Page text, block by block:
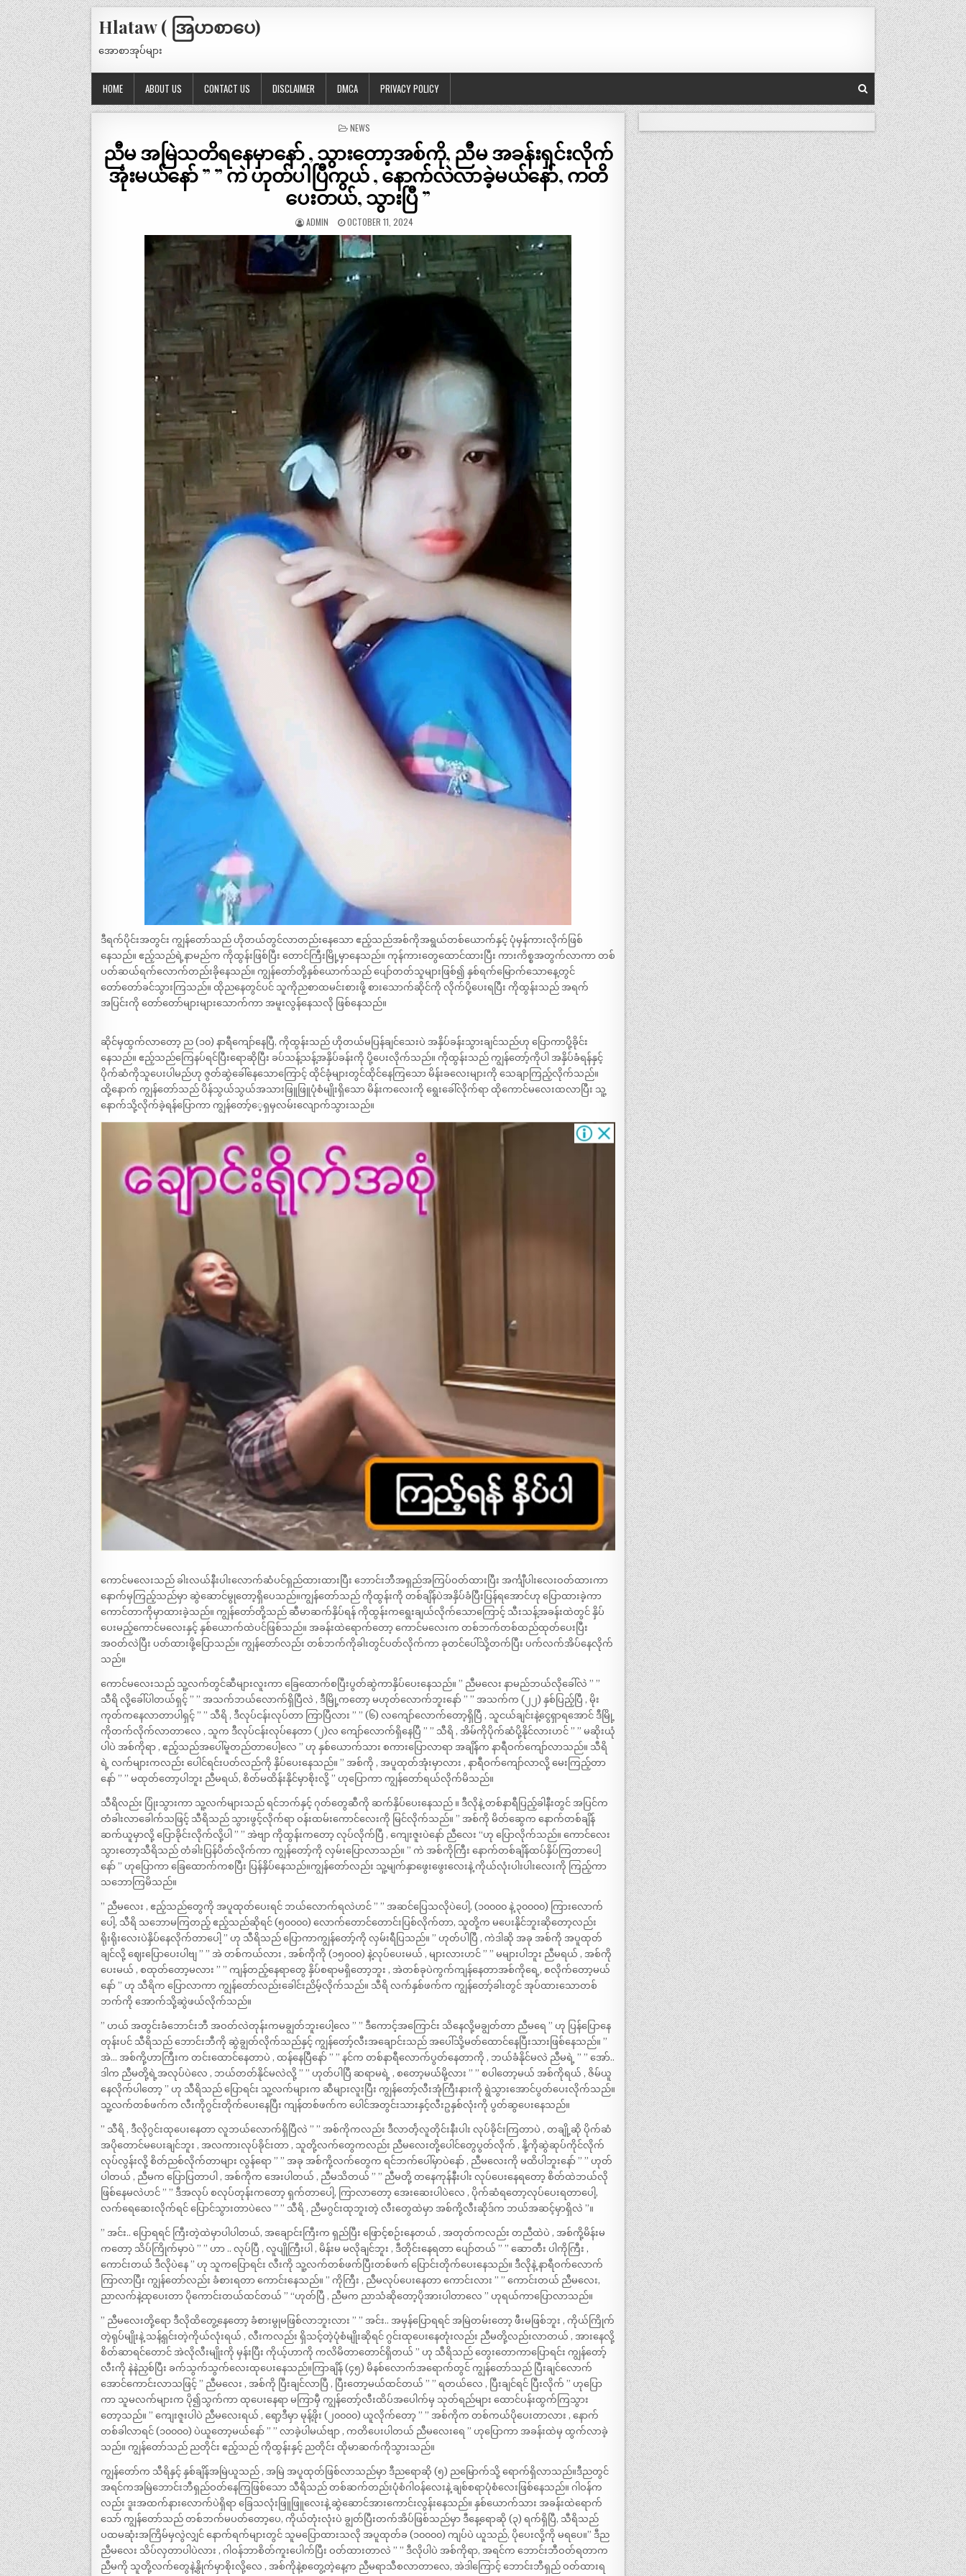
Hlataw ( အြပာစာပေ)
အောစာအုပ်များ
HOME ABOUT US CONTACT US DISCLAIMER DMCA PRIVACY POLICY
POSTED
NEWS
ညီမ အမြဲသတိရနေမှာနော် , သွားတော့အစ်ကို, ညီမ အခန်းရှင်းလိုက်
အုံးမယ်နော် ” ” ကဲ ဟုတ်ပါပြီကွယ် , နောက်လဲလာခဲ့မယ်နော်, ကတိ
ပေးတယ်, သွားပြီ ”
ADMIN OCTOBER 11, 2024
ဒီရက်ပိုင်းအတွင်း ကျွန်တော်သည် ဟိုတယ်တွင်လာတည်းနေသော ဧည့်သည်အစ်ကိုအရွယ်တစ်ယောက်နှင့် ပုံမှန်ကားလိုက်ဖြစ်
နေသည်။ ဧည့်သည်ရဲ့နာမည်က ကိုထွန်းဖြစ်ပြီး တောင်ကြီးမြို့မှာနေသည်။ ကုန်ကားတွေထောင်ထားပြီး ကားကိစ္စအတွက်လာကာ တစ်
ပတ်ဆယ်ရက်လောက်တည်းခိုနေသည်။ ကျွန်တော်တို့နှစ်ယောက်သည် ပျော်တတ်သူများဖြစ်၍ နှစ်ရက်မြောက်သောနေ့တွင်
တော်တော်ခင်သွားကြသည်။ ထိုညနေတွင်ပင် သူကိုညစာထမင်းစားဖို့ စားသောက်ဆိုင်ကို လိုက်ပို့ပေးရပြီး ကိုထွန်းသည် အရက်
အပြင်းကို တော်တော်များများသောက်ကာ အမူးလွန်နေသလို ဖြစ်နေသည်။
ဆိုင်မှထွက်လာတော့ ည (၁၀) နာရီကျော်နေပြီ, ကိုထွန်းသည် ဟိုတယ်မပြန်ချင်သေးပဲ အနှိပ်ခန်းသွားချင်သည်ဟု ပြောကာပို့ခိုင်း
နေသည်။ ဧည့်သည်ကြေနပ်ရင်ပြီးရောဆိုပြီး ခပ်သန့်သန့်အနှိပ်ခန်းကို ပို့ပေးလိုက်သည်။ ကိုထွန်းသည် ကျွန်တော့်ကိုပါ အနှိပ်ခံရန်နှင့်
ပိုက်ဆံကိုသူပေးပါမည်ဟု ဇွတ်ဆွဲခေါ်နေသောကြောင့် ထိုင်ခုံများတွင်ထိုင်နေကြသော မိန်းခလေးများကို သေချာကြည့်လိုက်သည်။
ထို့နောက် ကျွန်တော်သည် ပိန်သွယ်သွယ်အသားဖြူဖြူပုံစံမျိုးရှိသော မိန်းကလေးကို ရွေးခေါ်လိုက်ရာ ထိုကောင်မလေးထလာပြီး သူ့
နောက်သို့လိုက်ခဲ့ရန်ပြောကာ ကျွန်တော့်ေ့ရှမှလမ်းလျောက်သွားသည်။
ကောင်မလေးသည် ခါးလယ်နီးပါးလောက်ဆံပင်ရှည်ထားထားပြီး ဘောင်းဘီအရှည်အကြပ်ဝတ်ထားပြီး အင်္ကျီပါးလေးဝတ်ထားကာ
နောက်မှကြည့်သည်မှာ ဆွဲဆောင်မွုတော့ရှိပေသည်။ကျွန်တော်သည် ကိုထွန်းကို တစ်ချိန်ပဲအနှိပ်ခံပြီးပြန်ရအောင်ဟု ပြောထားခဲ့ကာ
ကောင်တာကိုမှာထားခဲ့သည်။ ကျွန်တော်တို့သည် ဆီမာဆက်နှိပ်ရန် ကိုထွန်းကရွေးချယ်လိုက်သောကြောင့် သီးသန့်အခန်းထဲတွင် နှိပ်
ပေးမည့်ကောင်မလေးနှင့် နှစ်ယောက်ထဲပင်ဖြစ်သည်။ အခန်းထဲရောက်တော့ ကောင်မလေးက တစ်ဘက်တစ်ထည်ထုတ်ပေးပြီး
အဝတ်လဲပြီး ပတ်ထားဖို့ပြောသည်။ ကျွန်တော်လည်း တစ်ဘက်ကိုခါးတွင်ပတ်လိုက်ကာ ခုတင်ပေါ်သို့တက်ပြီး ပက်လက်အိပ်နေလိုက်
သည်။
ကောင်မလေးသည် သူ့လက်တွင်ဆီများလူးကာ ခြေထောက်စပြီးပွတ်ဆွဲကာနှိပ်ပေးနေသည်။ ” ညီမလေး နာမည်ဘယ်လိုခေါ်လဲ ” ”
သီရိ လို့ခေါ်ပါတယ်ရှင့် ” ” အသက်ဘယ်လောက်ရှိပြီလဲ , ဒီမြို့ကတော့ မဟုတ်လောက်ဘူးနော် ” ” အသက်က (၂၂) နှစ်ပြည့်ပြီ , မိုး
ကုတ်ကနေလာတာပါရှင့် ” ” သီရိ , ဒီလုပ်ငန်းလုပ်တာ ကြာပြီလား ” ” (၆) လကျော်လောက်တော့ရှိပြီ , သူငယ်ချင်းနဲ့ငွေရှာရအောင် ဒီမြို့
ကိုတက်လိုက်လာတာလေ , သူက ဒီလုပ်ငန်းလုပ်နေတာ (၂)လ ကျော်လောက်ရှိနေပြီ ” ” သီရိ , အိမ်ကိုပိုက်ဆံပို့နိုင်လားဟင် ” ” မဆိုးယုံ
ပါပဲ အစ်ကိုရာ , ဧည့်သည်အပေါ်မူတည်တာပေါ့လေ ” ဟု နှစ်ယောက်သား စကားပြောလာရာ အချိန်က နာရီဝက်ကျော်လာသည်။ သီရိ
ရဲ့ လက်များကလည်း ပေါင်ရင်းပတ်လည်ကို နှိပ်ပေးနေသည်။ ” အစ်ကို , အပူထုတ်အုံးမှာလား , နာရီဝက်ကျော်လာလို့ မေးကြည့်တာ
နော် ” ” မထုတ်တော့ပါဘူး ညီမရယ်, စိတ်မထိန်းနိုင်မှာစိုးလို့ ” ဟုပြောကာ ကျွန်တော်ရယ်လိုက်မိသည်။
သီရိလည်း ပြုံးသွားကာ သူ့လက်များသည် ရင်ဘက်နှင့် ဂုတ်တွေဆီကို ဆက်နှိပ်ပေးနေသည် ။ ဒီလိုနဲ့ တစ်နာရီပြည့်ခါနီးတွင် အပြင်က
တံခါးလာခေါက်သဖြင့် သီရိသည် သွားဖွင့်လိုက်ရာ ဝန်းထမ်းကောင်လေးကို မြင်လိုက်သည်။ ” အစ်ကို မိတ်ဆွေက နောက်တစ်ချိန်
ဆက်ယူမှာလို့ ပြောခိုင်းလိုက်လို့ပါ ” ” အဲဗျာ ကိုထွန်းကတော့ လုပ်လိုက်ပြီ , ကျေးဇူးပဲနော် ညီလေး “ဟု ပြောလိုက်သည်။ ကောင်လေး
သွားတော့သီရိသည် တံခါးပြန်ပိတ်လိုက်ကာ ကျွန်တော့်ကို လှမ်းပြောလာသည်။ ” ကဲ အစ်ကိုကြီး နောက်တစ်ချိန်ထပ်နှိပ်ကြတာပေါ့
နော် ” ဟုပြောကာ ခြေထောက်ကစပြီး ပြန်နှိပ်နေသည်။ကျွန်တော်လည်း သူ့မျက်နှာဖွေးဖွေးလေးနဲ့ ကိုယ်လုံးပါးပါးလေးကို ကြည့်ကာ
သဘောကြမိသည်။
” ညီမလေး , ဧည့်သည်တွေကို အပူထုတ်ပေးရင် ဘယ်လောက်ရလဲဟင် ” ” အဆင်ပြေသလိုပဲပေါ့, (၁၀၀၀၀ နဲ့ ၃၀၀၀၀) ကြားလောက်
ပေါ့, သီရိ သဘောမကြတည့် ဧည့်သည်ဆိုရင် (၅၀၀၀၀) လောက်တောင်တောင်းပြစ်လိုက်တာ, သူတို့က မပေးနိုင်ဘူးဆိုတော့လည်း
ရိုးရိုးလေးပဲနှိပ်နေလိုက်တာပေါ့ ” ဟု သီရိသည် ပြောကာကျွန်တော့်ကို လှမ်းရီပြသည်။ ” ဟုတ်ပါပြီ , ကဲဒါဆို အခု အစ်ကို အပူထုတ်
ချင်လို့ ဈေးပြောပေးပါဗျ ” ” အဲ တစ်ကယ်လား , အစ်ကိုကို (၁၅၀၀၀) နဲ့လုပ်ပေးမယ် , များလားဟင် ” ” မများပါဘူး ညီမရယ် , အစ်ကို
ပေးမယ် , စထုတ်တော့မလား ” ” ကျန်တည့်နေရာတွေ နှိပ်စရာမရှိတော့ဘူး , အဲတစ်ခုပဲကွက်ကျန်နေတာအစ်ကိုရေ့, စလိုက်တော့မယ်
နော် ” ဟု သီရိက ပြောလာကာ ကျွန်တော်လည်းခေါင်းညိမ့်လိုက်သည်။ သီရိ လက်နှစ်ဖက်က ကျွန်တော့်ခါးတွင် အုပ်ထားသောတစ်
ဘက်ကို အောက်သို့ဆွဲဖယ်လိုက်သည်။
” ဟယ် အတွင်းခံဘောင်းဘီ အဝတ်လဲတုန်းကမချွတ်ဘူးပေါ့လေ ” ” ဒီကောင့်အကြောင်း သိနေလို့မချွတ်တာ ညီမရေ ” ဟု ပြန်ပြောနေ
တုန်းပင် သီရိသည် ဘောင်းဘီကို ဆွဲချွတ်လိုက်သည်နှင့် ကျွန်တော့်လီးအချောင်းသည် အပေါ်သို့မတ်ထောင်နေပြီးသားဖြစ်နေသည်။ ”
အဲ… အစ်ကို့ဟာကြီးက တင်းထောင်နေတာပဲ , ထန်နေပြီနော် ” ” နင်က တစ်နာရီလောက်ပွတ်နေတာကို , ဘယ်ခံနိုင်မလဲ ညီမရဲ့ ” ” အော်..
ဒါက ညီမတို့ရဲ့အလုပ်ပဲလေ , ဘယ်တတ်နိုင်မလဲလို့ ” ” ဟုတ်ပါပြီ ဆရာမရဲ့ , စတော့မယ်မို့လား ” ” စပါတော့မယ် အစ်ကိုရယ် , ဇိမ်ယူ
နေလိုက်ပါတော့ ” ဟု သီရိသည် ပြောရင်း သူ့လက်များက ဆီများလူးပြီး ကျွန်တော့်လီးအုံကြီးနားကို ရွဲသွားအောင်ပွတ်ပေးလိုက်သည်။
သူ့လက်တစ်ဖက်က လီးကိုဂွင်းတိုက်ပေးနေပြီး ကျန်တစ်ဖက်က ပေါင်အတွင်းသားနှင့်လီးဥနှစ်လုံးကို ပွတ်ဆွပေးနေသည်။
” သီရိ , ဒီလိုဂွင်းထုပေးနေတာ လူဘယ်လောက်ရှိပြီလဲ ” ” အစ်ကိုကလည်း ဒီလာတဲ့်လူတိုင်းနီးပါး လုပ်ခိုင်းကြတာပဲ , တချို့ဆို ပိုက်ဆံ
အပိုတောင်မပေးချင်ဘူး , အလကားလုပ်ခိုင်းတာ , သူတို့လက်တွေကလည်း ညီမလေးတို့ပေါင်တွေပွတ်လိုက် , နို့ကိုဆွဲဆုပ်ကိုင်လိုက်
လုပ်လွန်းလို့ စိတ်ညစ်လိုက်တာများ လွန်ရော ” ” အခု အစ်ကို့လက်တွေက ရင်ဘက်ပေါ်မှာပဲနော် , ညီမလေးကို မထိပါဘူးနော် ” ” ဟုတ်
ပါတယ် , ညီမက ပြောပြတာပါ , အစ်ကိုက အေးပါတယ် , ညီမသိတယ် ” ” ညီမတို့ တနေကုန်နီးပါး လုပ်ပေးနေရတော့ စိတ်ထဲဘယ်လို
ဖြစ်နေမလဲဟင် ” ” ဒီအလုပ် စလုပ်တုန်းကတော့ ရှက်တာပေါ့, ကြာလာတော့ အေးဆေးပါပဲလေ , ပိုက်ဆံရတော့လုပ်ပေးရတာပေါ့,
လက်ရေဆေးလိုက်ရင် ပြောင်သွားတာပဲလေ ” ” သီရိ , ညီမဂွင်းထုဘူးတဲ့ လီးတွေထဲမှာ အစ်ကို့လီးဆိုဒ်က ဘယ်အဆင့်မှာရှိလဲ ”။
” အင်း.. ပြောရရင် ကြီးတဲ့ထဲမှာပါပါတယ်, အချောင်းကြီးက ရှည်ပြီး ဖြောင့်စဉ်းနေတယ် , အတုတ်ကလည်း တညီထဲပဲ , အစ်ကို့မိန်းမ
ကတော့ သိပ်ကြိုက်မှာပဲ ” ” ဟာ .. လုပ်ပြီ , လူပျိုကြီးပါ , မိန်းမ မလိုချင်ဘူး , ဒီတိုင်းနေရတာ ပျော်တယ် ” ” ဆောတီး ပါကိုကြီး ,
ကောင်းတယ် ဒီလိုပဲနေ ” ဟု သူကပြောရင်း လီးကို သူ့လက်တစ်ဖက်ပြီးတစ်ဖက် ပြောင်းတိုက်ပေးနေသည်။ ဒီလိုနဲ့ နာရီဝက်လောက်
ကြာလာပြီး ကျွန်တော်လည်း ခံစားရတာ ကောင်းနေသည်။ ” ကိုကြီး , ညီမလုပ်ပေးနေတာ ကောင်းလား ” ” ကောင်းတယ် ညီမလေး,
ညာလက်နဲ့ထုပေးတာ ပိုကောင်းတယ်ထင်တယ် ” “ဟုတ်ပြီ , ညီမက ညာသံဆိုတော့ပိုအားပါတာလေ ” ဟုရယ်ကာပြောလာသည်။
” ညီမလေးတို့ရော ဒီလိုထိတွေ့နေတော့ ခံစားမွုမဖြစ်လာဘူးလား ” ” အင်း.. အမှန်ပြောရရင် အမြဲတမ်းတော့ ဖီးမဖြစ်ဘူး , ကိုယ်ကြိုက်
တဲ့ရုပ်မျိုးနဲ့ သန့်ရှင်းတဲ့ကိုယ်လုံးရယ် , လီးကလည်း ရှိသင့်တဲ့ပုံစံမျိုးဆိုရင် ဂွင်းထုပေးနေတုံးလည်း ညီမတို့လည်းလာတယ် , အားနေလို့
စိတ်ဆာရင်တောင် အဲလိုလီးမျိုးကို မှန်းပြီး ကိုယ့်ဟာကို ကလိမိတာတောင်ရှိတယ် ” ဟု သီရိသည် တွေးတောကာပြောရင်း ကျွန်တော့်
လီးကို နဲနဲညှစ်ပြီး ခက်သွက်သွက်လေးထုပေးနေသည်။ကြာချိန် (၄၅) မိနစ်လောက်အရောက်တွင် ကျွန်တော်သည် ပြီးချင်လောက်
အောင်ကောင်းလာသဖြင့် ” ညီမလေး , အစ်ကို ပြီးချင်လာပြီ , ပြီးတော့မယ်ထင်တယ် ” ” ရတယ်လေ , ပြီးချင်ရင် ပြီးလိုက် ” ဟုပြော
ကာ သူမလက်များက ပို၍သွက်ကာ ထုပေးနေရာ မကြာမှီ ကျွန်တော့်လီးထိပ်အပေါက်မှ သုတ်ရည်များ ထောင်ပန်းထွက်ကြသွား
တော့သည်။ ” ကျေးဇူးပါပဲ ညီမလေးရယ် , ရော့ဒီမှာ မုန့်ဖိုး (၂၀၀၀၀) ယူလိုက်တော့ ” ” အစ်ကိုက တစ်ကယ်ပိုပေးတာလား , နောက်
တစ်ခါလာရင် (၁၀၀၀၀) ပဲယူတော့မယ်နော် ” ” လာခဲ့ပါမယ်ဗျာ , ကတိပေးပါတယ် ညီမလေးရေ ” ဟုပြောကာ အခန်းထဲမှ ထွက်လာခဲ့
သည်။ ကျွန်တော်သည် ညတိုင်း ဧည့်သည် ကိုထွန်းနှင့် ညတိုင်း ထိုမာဆက်ကိုသွားသည်။
ကျွန်တော်က သီရိနှင့် နှစ်ချိန်အမြဲယူသည် , အမြဲ အပူထုတ်ဖြစ်လာသည်မှာ ဒီညရောဆို (၅) ညမြောက်သို့ ရောက်ရှိလာသည်။ဒီညတွင်
အရင်ကအမြဲဘောင်းဘီရှည်ဝတ်နေကြဖြစ်သော သီရိသည် တစ်ဆက်တည်းပုံစံဂါဝန်လေးနဲ့ ချစ်စရာပုံစံလေးဖြစ်နေသည်။ ဂါဝန်က
လည်း ဒူးအထက်နားလောက်ပဲရှိရာ ခြေသလုံးဖြူဖြူလေးနဲ့ ဆွဲဆောင်အားကောင်းလွန်းနေသည်။ နှစ်ယောက်သား အခန်းထဲရောက်
သော် ကျွန်တော်သည် တစ်ဘက်မပတ်တော့ပေ, ကိုယ်တုံးလုံးပဲ ချွတ်ပြီးတက်အိပ်ဖြစ်သည်မှာ ဒီနေ့ရောဆို (၃) ရက်ရှိပြီ, သီရိသည်
ပထမဆုံးအကြိမ်မှလွဲလျှင် နောက်ရက်များတွင် သူမပြောထားသလို အပူထုတ်ခ (၁၀၀၀၀) ကျပ်ပဲ ယူသည်, ပိုပေးလို့ကို မရပေ။” ဒီည
ညီမလေး သိပ်လှတာပါပဲလား , ဂါဝန်ဘာစိတ်ကူးပေါက်ပြီး ဝတ်ထားတာလဲ ” ” ဒီလိုပါပဲ အစ်ကိုရာ, အရင်က ဘောင်းဘီဝတ်ရတာက
ညီမကို သူတို့လက်တွေနဲ့နွိုက်မှာစိုးလို့လေ , အစ်ကိုနဲ့စတွေ့တဲ့နေ့က ညီမရာသီစလာတာလေ, အဲဒါကြောင့် ဘောင်းဘီရှည် ဝတ်ထားရ